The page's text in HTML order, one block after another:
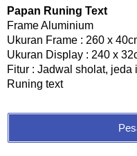
Papan Runing Text
Frame Aluminium
Ukuran Frame : 260 x
Ukuran Display : 240 x
Fitur : Jadwal sholat, jeda
Runing text